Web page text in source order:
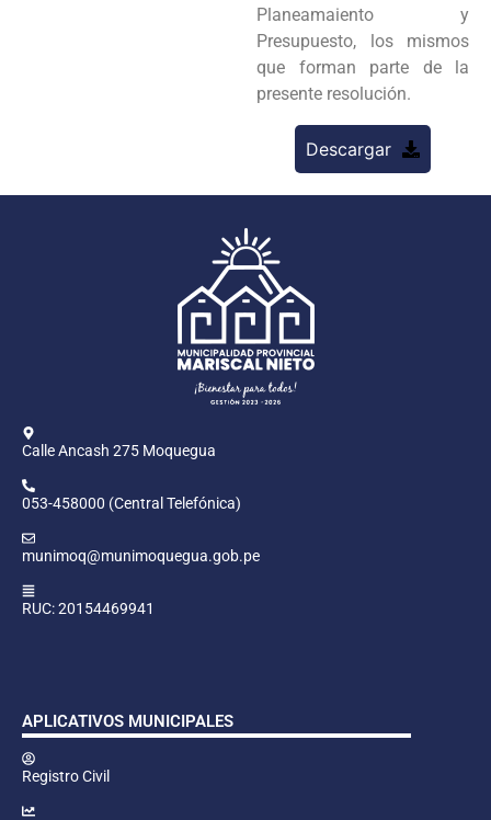
Planeamaiento y
Presupuesto, los mismos
que forman parte de la
presente resolución.
Descargar
Calle Ancash 275 Moquegua
053-458000 (Central Telefónica)
munimoq@munimoquegua.gob.pe
RUC: 20154469941
APLICATIVOS MUNICIPALES
Registro Civil